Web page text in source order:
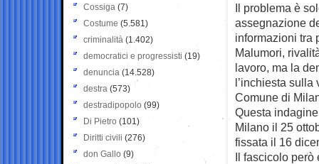
Il problema è
assegnazione
informazioni tra
Malumori,
lavoro, ma la
l’inchiesta
Comune di
Questa
Milano il 25
fissata il 16
Il fascicolo però
Cossiga (7)
Costume (5.581)
criminalità (1.402)
democratici e progressisti (19)
denuncia (14.528)
destra (573)
destradipopolo (99)
Di Pietro (101)
Diritti civili (276)
don Gallo (9)